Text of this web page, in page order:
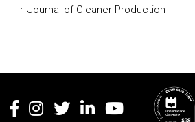
Journal of Cleaner Production